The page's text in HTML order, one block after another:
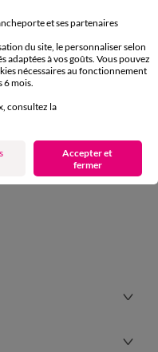
et ses partenaires
du site, le personnaliser selon
adaptées à vos goûts. Vous pouvez
nécessaires au fonctionnement
6 mois.
consultez la
Accepter et
fermer